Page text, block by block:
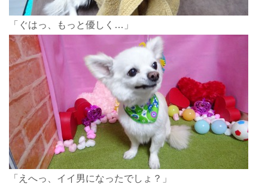
「ぐはっ、もっと優しく…」
「えへっ、イイ男になったでしょ？」